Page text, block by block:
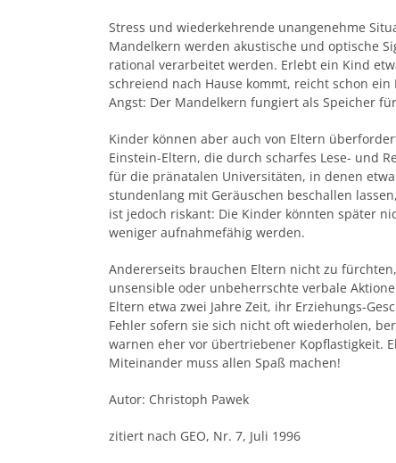
Stress und wiederkehrende unangenehme
Mandelkern werden akustische und optische
rational verarbeitet werden. Erlebt ein Kind
schreiend nach Hause kommt, reicht schon
Angst: Der Mandelkern fungiert als Speicher
Kinder können aber auch von Eltern
Einstein-Eltern, die durch scharfes Lese- und
für die pränatalen Universitäten, in denen
stundenlang mit Geräuschen beschallen
ist jedoch riskant: Die Kinder könnten später
weniger auf­nahmefähig werden.
Andererseits brauchen Eltern nicht zu
unsensible oder unbeherrschte verbale
Eltern etwa zwei Jahre Zeit, ihr Erziehungs-
Fehler sofern sie sich nicht oft wieder­holen,
warnen eher vor übertriebener Kopflastigkeit.
Miteinander muss allen Spaß machen!
Autor: Christoph Pawek
zitiert nach GEO, Nr. 7, Juli 1996